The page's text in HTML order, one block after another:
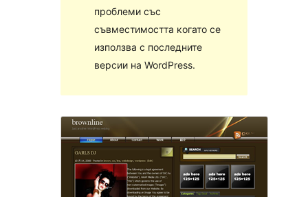
проблеми със
съвместимостта когато се
използва с последните
версии на WordPress.